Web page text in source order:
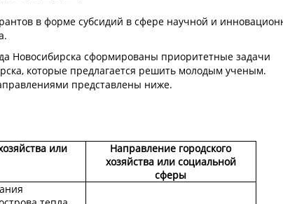
в форме субсидий в сфере научной и
Новосибирска сформированы приоритетные задачи
которые предлагается решить молодым ученым.
представлены ниже.
или
Направление городского
хозяйства или социальной
сферы